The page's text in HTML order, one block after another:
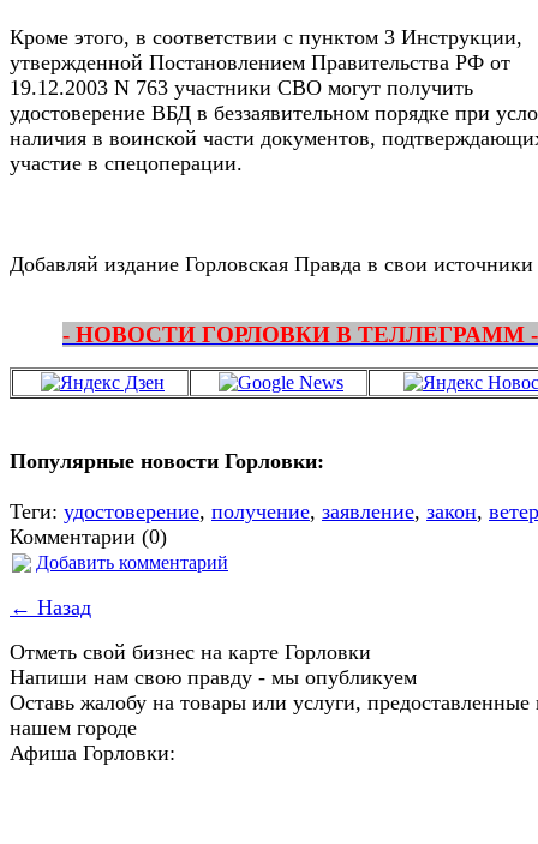
Кроме этого, в соответствии с пунктом 3 Инструкции,
утвержденной Постановлением Правительства РФ от
19.12.2003 N 763 участники СВО могут получить
удостоверение ВБД в беззаявительном порядке при
наличия в воинской части документов,
участие в спецоперации.
Добавляй издание Горловская Правда в свои источники
- НОВОСТИ ГОРЛОВКИ В ТЕЛЛЕГРАММ -
Популярные новости Горловки:
Теги: удостоверение, получение, заявление, закон,
Комментарии (0)
Добавить комментарий
← Назад
Отметь свой бизнес на карте Горловки
Напиши нам свою правду - мы опубликуем
Оставь жалобу на товары или услуги, предоставленные
нашем городе
Афиша Горловки: